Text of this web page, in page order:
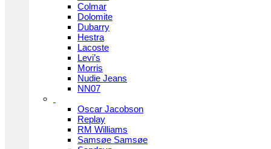
Colmar
Dolomite
Dubarry
Hestra
Lacoste
Levi’s
Morris
Nudie Jeans
NN07
Oscar Jacobson
Replay
RM Williams
Samsøe Samsøe